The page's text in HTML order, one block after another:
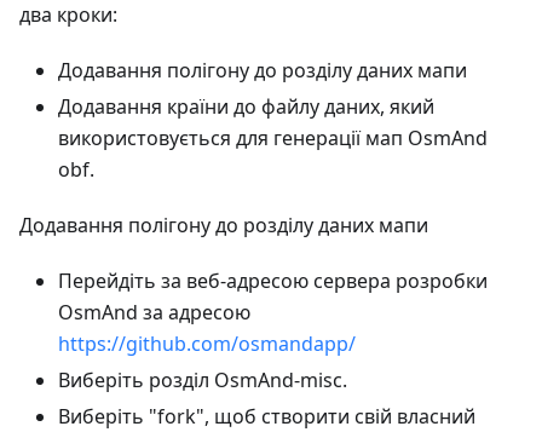
два кроки:
Додавання полігону до розділу даних мапи
Додавання країни до файлу даних, який
використовується для генерації мап OsmAnd
obf.
Додавання полігону до розділу даних мапи
Перейдіть за веб-адресою сервера розробки
OsmAnd за адресою
https://github.com/osmandapp/
Виберіть розділ OsmAnd-misc.
Виберіть "fork", щоб створити свій власний